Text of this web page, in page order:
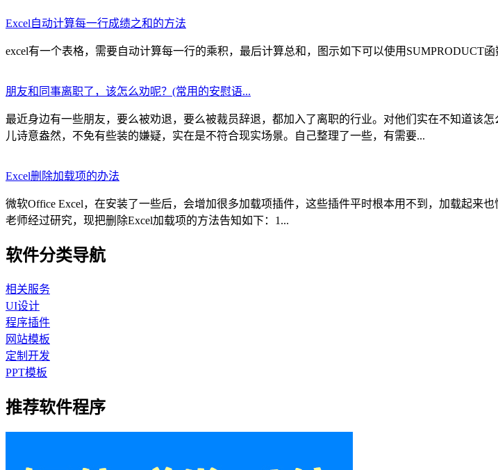
Excel自动计算每一行成绩之和的方法
excel有一个表格，需要自动计算每一行的乘积，最后计算总和，图示如下可以使用SUMPRODUCT
朋友和同事离职了，该怎么劝呢？(常用的安慰语...
最近身边有一些朋友，要么被劝退，要么被裁员辞退，都加入了离职的行业。对他们实在不知道该
儿诗意盎然，不免有些装的嫌疑，实在是不符合现实场景。自己整理了一些，有需要...
Excel删除加载项的办法
微软Office Excel，在安装了一些后，会增加很多加载项插件，这些插件平时根本用不到，加载起来
老师经过研究，现把删除Excel加载项的方法告知如下：1...
软件分类导航
相关服务
UI设计
程序插件
网站模板
定制开发
PPT模板
推荐软件程序